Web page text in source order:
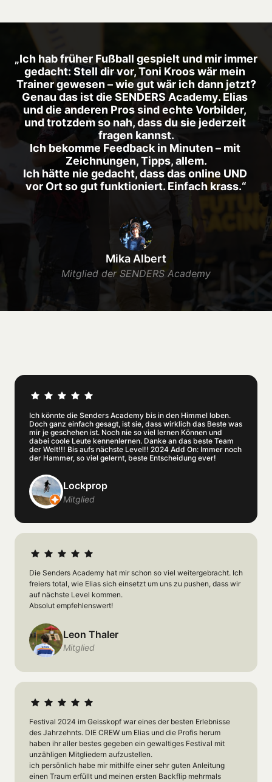
„Ich hab früher Fußball gespielt und mir immer
gedacht: Stell dir vor, Toni Kroos wär mein
Trainer gewesen – wie gut wär ich dann jetzt?
Genau das ist die SENDERS Academy. Elias
und die anderen Pros sind echte Vorbilder,
und trotzdem so nah, dass du sie jederzeit
fragen kannst.
Ich bekomme Feedback in Minuten – mit
Zeichnungen, Tipps, allem.
Ich hätte nie gedacht, dass das online UND
vor Ort so gut funktioniert. Einfach krass.“
Mika Albert
Mitglied der SENDERS Academy
Ich könnte die Senders Academy bis in den Himmel loben.
Doch ganz einfach gesagt, ist sie, dass wirklich das Beste was
mir je geschehen ist. Noch nie so viel lernen Können und
dabei coole Leute kennenlernen. Danke an das beste Team
der Welt!!! Bis aufs nächste Level!! 2024 Add On: Immer noch
der Hammer, so viel gelernt, beste Entscheidung ever!
Lockprop
Mitglied
Die Senders Academy hat mir schon so viel weitergebracht. Ich
freiers total, wie Elias sich einsetzt um uns zu pushen, dass wir
auf nächste Level kommen.
Absolut empfehlenswert!
Leon Thaler
Mitglied
Festival 2024 im Geisskopf war eines der besten Erlebnisse
des Jahrzehnts. DIE CREW um Elias und die Profis herum
haben ihr aller bestes gegeben ein gewaltiges Festival mit
unzähligen Mitgliedern aufzustellen.
ich persönlich habe mir mithilfe einer sehr guten Anleitung
einen Traum erfüllt und meinen ersten Backflip mehrmals